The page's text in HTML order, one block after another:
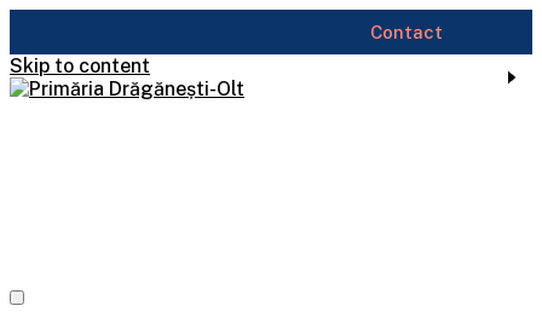
Skip to content
Contact